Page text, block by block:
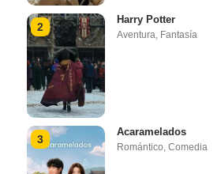
2
Harry Potter
Aventura Fantasía
3
Acaramelados
Romántico Comedia